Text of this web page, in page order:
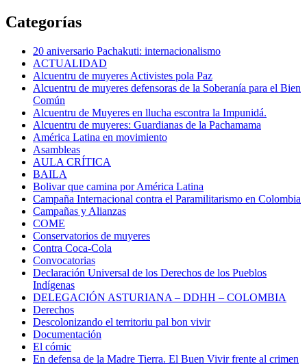
Categorías
20 aniversario Pachakuti: internacionalismo
ACTUALIDAD
Alcuentru de muyeres Activistes pola Paz
Alcuentru de muyeres defensoras de la Soberanía para el Bien
Común
Alcuentru de Muyeres en llucha escontra la Impunidá.
Alcuentru de muyeres: Guardianas de la Pachamama
América Latina en movimiento
Asambleas
AULA CRÍTICA
BAILA
Bolivar que camina por América Latina
Campaña Internacional contra el Paramilitarismo en Colombia
Campañas y Alianzas
COME
Conservatorios de muyeres
Contra Coca-Cola
Convocatorias
Declaración Universal de los Derechos de los Pueblos
Indígenas
DELEGACIÓN ASTURIANA – DDHH – COLOMBIA
Derechos
Descolonizando el territoriu pal bon vivir
Documentación
El cómic
En defensa de la Madre Tierra. El Buen Vivir frente al crimen